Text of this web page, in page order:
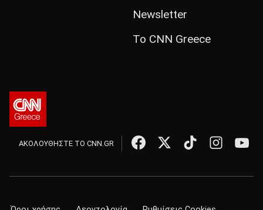
Newsletter
Το CNN Greece
ΑΚΟΛΟΥΘΗΣΤΕ ΤΟ CNN.GR